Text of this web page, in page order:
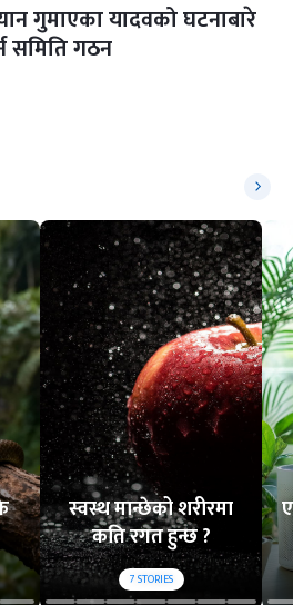
गुमाएका यादवको घटनाबारे
समिति गठन
स्वस्थ मान्छेको शरीरमा
कति रगत हुन्छ ?
7STORIES